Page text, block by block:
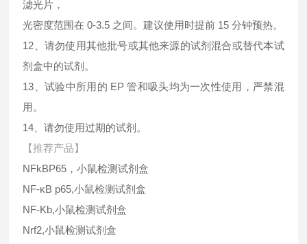
滤光片，
光密度范围在 0-3.5 之间。建议使用时提前 15 分钟预热。
12、请勿使用其他批号或其他来源的试剂混合或替代本试
剂盒中的试剂。
13、试验中所用的 EP 管和吸头均为一次性使用，严禁混
用。
14、请勿使用过期的试剂。
【推荐产品】
NFkBP65，小鼠检测试剂盒
NF-κB p65,小鼠检测试剂盒
NF-Κb,小鼠检测试剂盒
Nrf2,小鼠检测试剂盒